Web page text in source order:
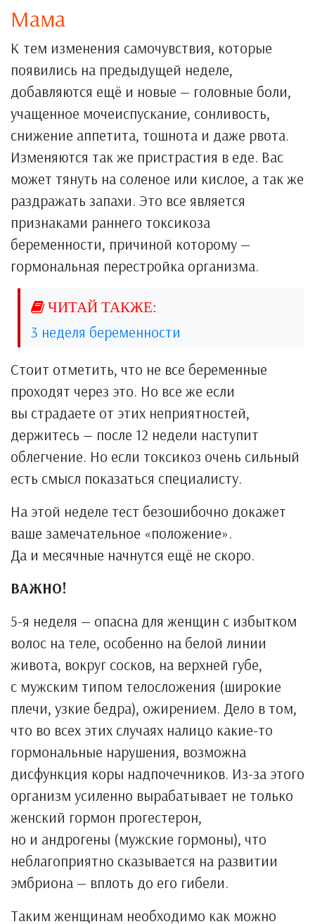
Мама
К тем изменения самочувствия, которые
появились на предыдущей неделе,
добавляются ещё и новые — головные боли,
учащенное мочеиспускание, сонливость,
снижение аппетита, тошнота и даже рвота.
Изменяются так же пристрастия в еде. Вас
может тянуть на соленое или кислое, а так же
раздражать запахи. Это все является
признаками раннего токсикоза
беременности, причиной которому —
гормональная перестройка организма.
3 неделя беременности
Стоит отметить, что не все беременные
проходят через это. Но все же если
вы страдаете от этих неприятностей,
держитесь — после 12 недели наступит
облегчение. Но если токсикоз очень сильный
есть смысл показаться специалисту.
На этой неделе тест безошибочно докажет
ваше замечательное «положение».
Да и месячные начнутся ещё не скоро.
ВАЖНО!
5-я неделя — опасна для женщин с избытком
волос на теле, особенно на белой линии
живота, вокруг сосков, на верхней губе,
с мужским типом телосложения (широкие
плечи, узкие бедра), ожирением. Дело в том,
что во всех этих случаях налицо какие-то
гормональные нарушения, возможна
дисфункция коры надпочечников. Из-за этого
организм усиленно вырабатывает не только
женский гормон прогестерон,
но и андрогены (мужские гормоны), что
неблагоприятно сказывается на развитии
эмбриона — вплоть до его гибели.
Таким женщинам необходимо как можно